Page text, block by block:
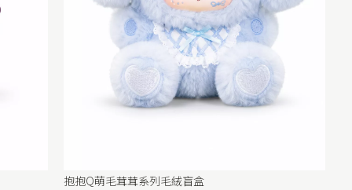
抱抱Q萌毛茸茸系列毛絨盲盒